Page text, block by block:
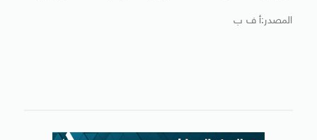
المصدر:أ ف ب